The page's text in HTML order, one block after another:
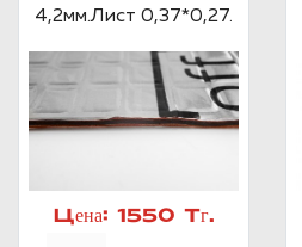
4,2мм.Лист 0,37*0,27.
Цена: 1550 Тг.